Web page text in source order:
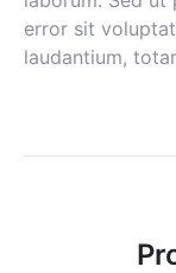
error sit
laudantium,